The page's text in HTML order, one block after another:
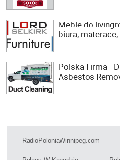
Meble do
biura,
Polska Firma -
Asbestos
RadioPoloniaWinnipeg.com